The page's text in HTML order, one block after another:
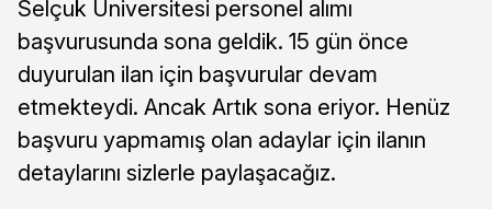
Selçuk Üniversitesi personel alımı
başvurusunda sona geldik. 15 gün önce
duyurulan ilan için başvurular devam
etmekteydi. Ancak Artık sona eriyor. Henüz
başvuru yapmamış olan adaylar için ilanın
detaylarını sizlerle paylaşacağız.